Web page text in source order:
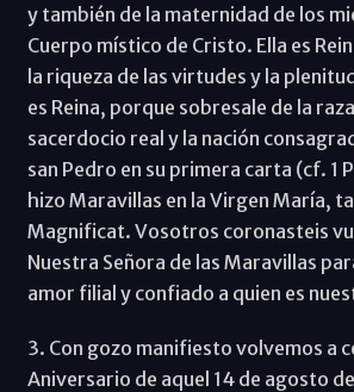
y también de la maternidad de los
Cuerpo místico de Cristo. Ella es
la riqueza de las virtudes y la
es Reina, porque sobresale de la
sacerdocio real y la nación
san Pedro en su primera carta (cf. 1
hizo Maravillas en la Virgen María,
Magnificat. Vosotros coronasteis
Nuestra Señora de las Maravillas
amor filial y confiado a quien es
3. Con gozo manifiesto volvemos a
Aniversario de aquel 14 de agosto